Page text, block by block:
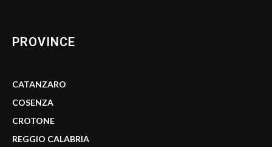
PROVINCE
CATANZARO
COSENZA
CROTONE
REGGIO CALABRIA